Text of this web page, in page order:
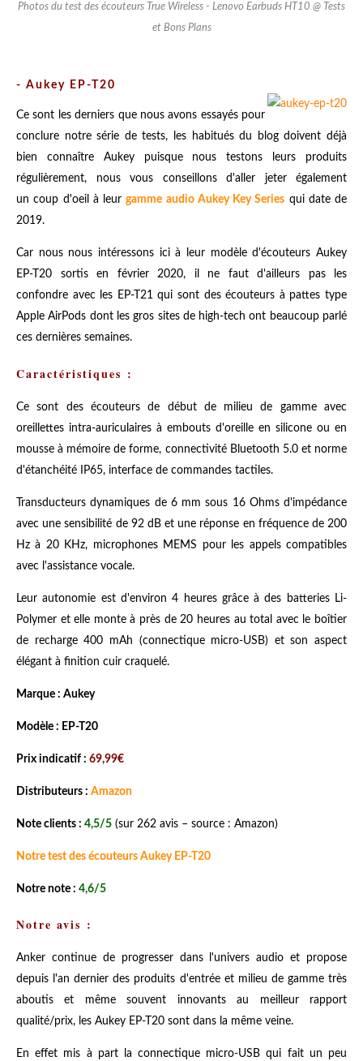
Photos du test des écouteurs True Wireless - Lenovo Earbuds HT10 @ Tests
et Bons Plans
- Aukey EP-T20
Ce sont les derniers que nous avons essayés pour
conclure notre série de tests, les habitués du blog doivent déjà
bien connaître Aukey puisque nous testons leurs produits
régulièrement, nous vous conseillons d'aller jeter également
un coup d'oeil à leurgamme audio Aukey Key Series qui date de
2019.
Car nous nous intéressons ici à leur modèle d'écouteurs Aukey
EP-T20 sortis en février 2020, il ne faut d'ailleurs pas les
confondre avec les EP-T21 qui sont des écouteurs à pattes type
Apple AirPods dont les gros sites de high-tech ont beaucoup parlé
ces dernières semaines.
Caractéristiques :
Ce sont des écouteurs de début de milieu de gamme avec
oreillettes intra-auriculaires à embouts d'oreille en silicone ou en
mousse à mémoire de forme, connectivité Bluetooth 5.0 et norme
d'étanchéité IP65, interface de commandes tactiles.
Transducteurs dynamiques de 6 mm sous 16 Ohms d'impédance
avec une sensibilité de 92 dB et une réponse en fréquence de 200
Hz à 20 KHz, microphones MEMS pour les appels compatibles
avec l'assistance vocale.
Leur autonomie est d'environ 4 heures grâce à des batteries Li-
Polymer et elle monte à près de 20 heures au total avec le boîtier
de recharge 400 mAh (connectique micro-USB) et son aspect
élégant à finition cuir craquelé.
Marque : Aukey
Modèle : EP-T20
Prix indicatif : 69,99€
Distributeurs : Amazon
Note clients : 4,5/5 (sur 262 avis – source : Amazon)
Notre test des écouteurs Aukey EP-T20
Notre note : 4,6/5
Notre avis :
Anker continue de progresser dans l'univers audio et propose
depuis l'an dernier des produits d'entrée et milieu de gamme très
aboutis et même souvent innovants au meilleur rapport
qualité/prix, les Aukey EP-T20 sont dans la même veine.
En effet mis à part la connectique micro-USB qui fait un peu